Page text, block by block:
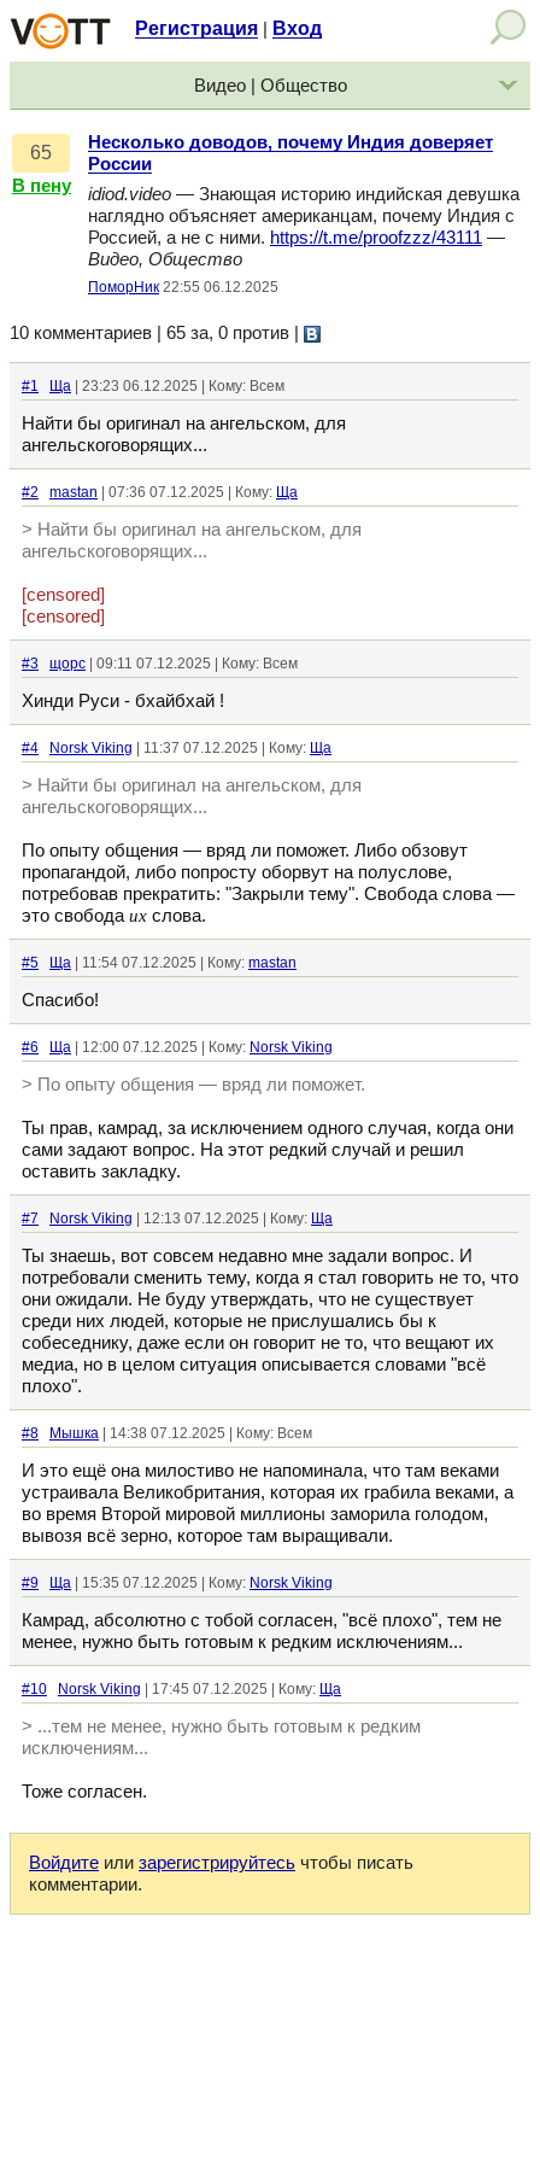
Регистрация Вход
Видео | Общество
65
В пену
Несколько доводов, почему Индия доверяет
России
idiod.video — Знающая историю индийская девушка
наглядно объясняет американцам, почему Индия с
Россией, а не с ними. https://t.me/proofzzz/43111 —
Видео, Общество
ПоморНик 22:55 06.12.2025
10 комментариев | 65 за, 0 против
#1 Ща | 23:23 06.12.2025 | Кому: Всем
Найти бы оригинал на ангельском, для
ангельскоговорящих...
#2 mastan | 07:36 07.12.2025 | Кому: Ща
> Найти бы оригинал на ангельском, для
ангельскоговорящих...
[censored]
[censored]
#3 щopc | 09:11 07.12.2025 | Кому: Всем
Хинди Руси - бхайбхай !
#4 Norsk Viking | 11:37 07.12.2025 | Кому: Ща
> Найти бы оригинал на ангельском, для
ангельскоговорящих...
По опыту общения — вряд ли поможет. Либо обзовут
пропагандой, либо попросту оборвут на полуслове,
потребовав прекратить: "Закрыли тему". Свобода слова —
это свобода их слова.
#5 Ща | 11:54 07.12.2025 | Кому: mastan
Спасибо!
#6 Ща | 12:00 07.12.2025 | Кому: Norsk Viking
> По опыту общения — вряд ли поможет.
Ты прав, камрад, за исключением одного случая, когда они
сами задают вопрос. На этот редкий случай и решил
оставить закладку.
#7 Norsk Viking | 12:13 07.12.2025 | Кому: Ща
Ты знаешь, вот совсем недавно мне задали вопрос. И
потребовали сменить тему, когда я стал говорить не то, что
они ожидали. Не буду утверждать, что не существует
среди них людей, которые не прислушались бы к
собеседнику, даже если он говорит не то, что вещают их
медиа, но в целом ситуация описывается словами "всё
плохо".
#8 Мышка | 14:38 07.12.2025 | Кому: Всем
И это ещё она милостиво не напоминала, что там веками
устраивала Великобритания, которая их грабила веками, а
во время Второй мировой миллионы заморила голодом,
вывозя всё зерно, которое там выращивали.
#9 Ща | 15:35 07.12.2025 | Кому: Norsk Viking
Камрад, абсолютно с тобой согласен, "всё плохо", тем не
менее, нужно быть готовым к редким исключениям...
#10 Norsk Viking | 17:45 07.12.2025 | Кому: Ща
> ...тем не менее, нужно быть готовым к редким
исключениям...
Тоже согласен.
Войдите или зарегистрируйтесь чтобы писать
комментарии.